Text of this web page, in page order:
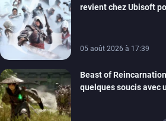
revient chez Ubisoft
05 août 2026 à 17:39
Beast of
quelques soucis avec